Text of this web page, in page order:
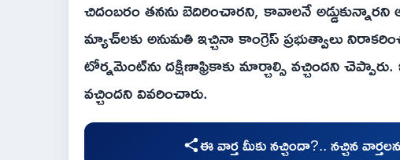
చిదంబరం తనను బెదిరించారని, కావాలనే
మ్యాచ్‌లకు అనుమతి ఇచ్చినా కాంగ్రెస్ ప్రభుత్వాలు
టోర్నమెంట్‌ను దక్షిణాఫ్రికాకు మార్చాల్సి వచ్చిందని
వచ్చిందని వివరించారు.
ఈ వార్త మీకు నచ్చిందా?.. నచ్చిన